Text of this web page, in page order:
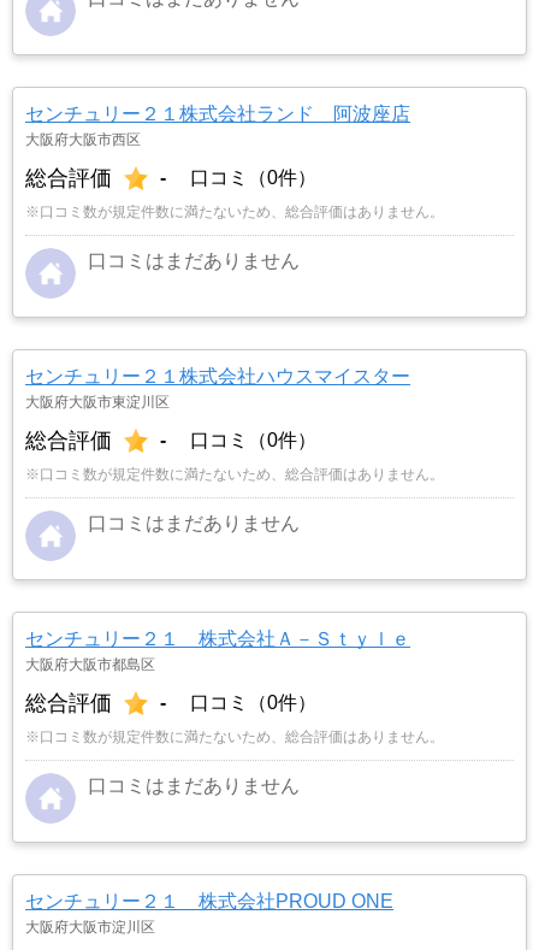
センチュリー２１株式会社ランド 阿波座店
大阪府大阪市西区
総合評価 - 口コミ（0件）
※口コミ数が規定件数に満たないため、総合評価はありません。
口コミはまだありません
センチュリー２１株式会社ハウスマイスター
大阪府大阪市東淀川区
総合評価 - 口コミ（0件）
※口コミ数が規定件数に満たないため、総合評価はありません。
口コミはまだありません
センチュリー２１ 株式会社Ａ－Ｓｔｙｌｅ
大阪府大阪市都島区
総合評価 - 口コミ（0件）
※口コミ数が規定件数に満たないため、総合評価はありません。
口コミはまだありません
センチュリー２１ 株式会社PROUD ONE
大阪府大阪市淀川区